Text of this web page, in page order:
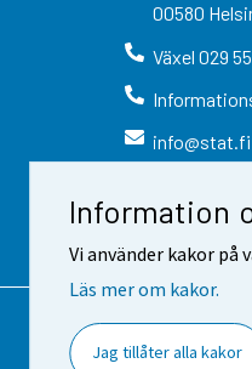
Information
Vi använder kakor
Läs mer om kakor.
Jag tillåter alla kakor
00580
Växel 029
info@stat.fi